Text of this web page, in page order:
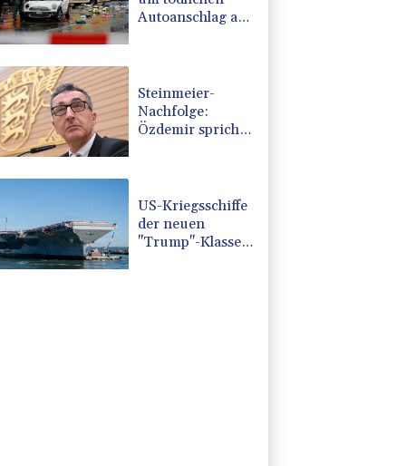
Autoanschlag auf
Steinmeier-
Nachfolge:
Özdemir spricht
US-Kriegsschiffe
der neuen
"Trump"-Klasse